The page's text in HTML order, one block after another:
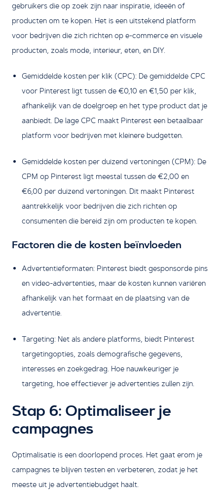
gebruikers die op zoek zijn naar inspiratie, ideeën of
producten om te kopen. Het is een uitstekend platform
voor bedrijven die zich richten op e-commerce en visuele
producten, zoals mode, interieur, eten, en DIY.
Gemiddelde kosten per klik (CPC): De gemiddelde CPC
voor Pinterest ligt tussen de €0,10 en €1,50 per klik,
afhankelijk van de doelgroep en het type product dat je
aanbiedt. De lage CPC maakt Pinterest een betaalbaar
platform voor bedrijven met kleinere budgetten.
Gemiddelde kosten per duizend vertoningen (CPM): De
CPM op Pinterest ligt meestal tussen de €2,00 en
€6,00 per duizend vertoningen. Dit maakt Pinterest
aantrekkelijk voor bedrijven die zich richten op
consumenten die bereid zijn om producten te kopen.
Factoren die de kosten beïnvloeden
Advertentieformaten: Pinterest biedt gesponsorde pins
en video-advertenties, maar de kosten kunnen variëren
afhankelijk van het formaat en de plaatsing van de
advertentie.
Targeting: Net als andere platforms, biedt Pinterest
targetingopties, zoals demografische gegevens,
interesses en zoekgedrag. Hoe nauwkeuriger je
targeting, hoe effectiever je advertenties zullen zijn.
Stap 6: Optimaliseer je
campagnes
Optimalisatie is een doorlopend proces. Het gaat erom je
campagnes te blijven testen en verbeteren, zodat je het
meeste uit je advertentiebudget haalt.